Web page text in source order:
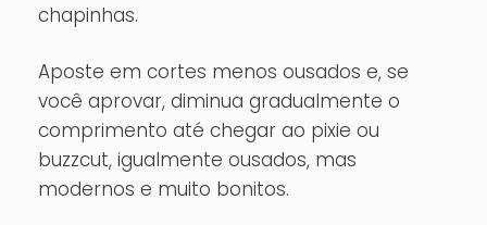
chapinhas.
Aposte em cortes menos ousados e, se
você aprovar, diminua gradualmente o
comprimento até chegar ao pixie ou
buzzcut, igualmente ousados, mas
modernos e muito bonitos.